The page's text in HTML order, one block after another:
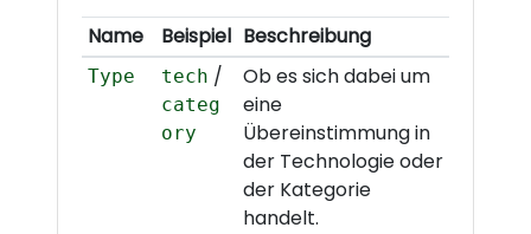
Name Beispiel Beschreibung
Type tech /
categ
ory
Ob es sich dabei um
eine
Übereinstimmung in
der Technologie oder
der Kategorie
handelt.